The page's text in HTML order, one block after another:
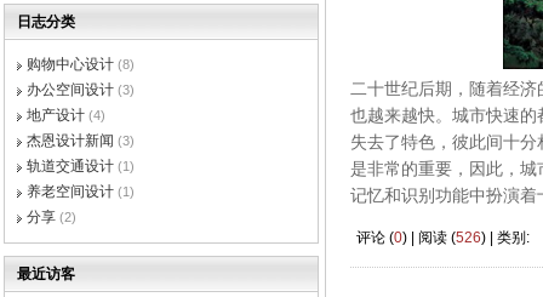
日志分类
购物中心设计 (8)
办公空间设计 (3)
地产设计 (4)
杰恩设计新闻 (3)
轨道交通设计 (1)
养老空间设计 (1)
分享 (2)
最近访客
二十世纪后期，随着经
也越来越快。城市快速
失去了特色，彼此间十
是非常的重要，因此，
记忆和识别功能中扮演着
评论 (0) | 阅读 (526) | 类别: